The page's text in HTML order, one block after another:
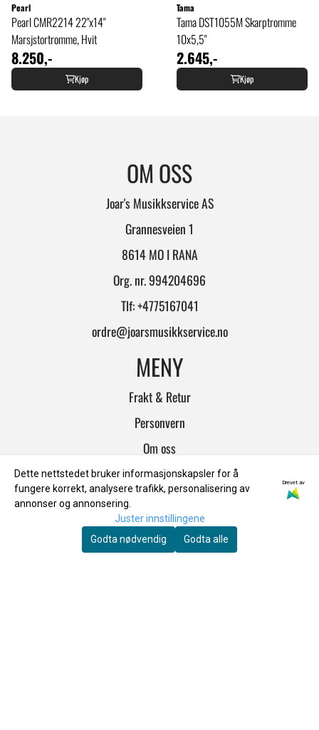
Pearl
Pearl CMR2214 22"x14"
Marsjstortromme, Hvit
8.250,-
Kjøp
Tama
Tama DST1055M Skarptromme
10x5,5"
2.645,-
Kjøp
OM OSS
Joar's Musikkservice AS
Grannesveien 1
8614 MO I RANA
Org. nr. 994204696
Tlf:+4775167041
ordre@joarsmusikkservice.no
MENY
Frakt & Retur
Personvern
Om oss
Salgsbetingelser
INFO
Frakt & Retur
Dette nettstedet bruker informasjonskapsler for å
fungere korrekt, analysere trafikk, personalisering av
annonser og annonsering.
Drevet av
Juster innstillingene
Godta nødvendig
Godta alle